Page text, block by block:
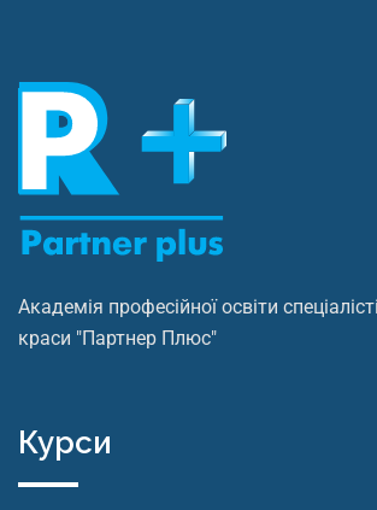
Академія професійної освіти
краси "Партнер Плюс"
Курси